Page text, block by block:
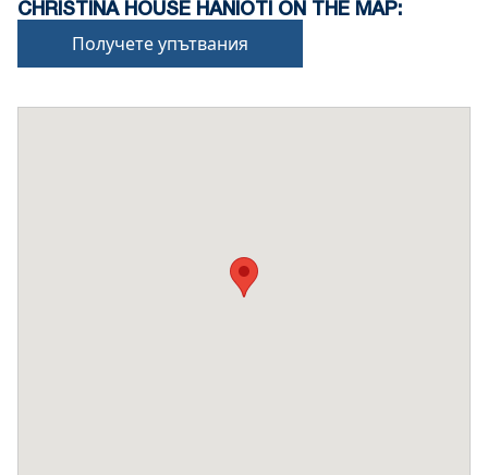
CHRISTINA HOUSE HANIOTI ON THE MAP:
Получете упътвания